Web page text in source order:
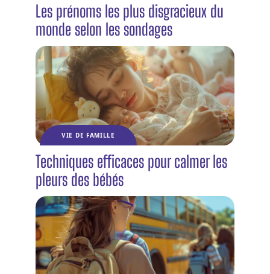
Les prénoms les plus disgracieux du
monde selon les sondages
VIE DE FAMILLE
Techniques efficaces pour calmer les
pleurs des bébés